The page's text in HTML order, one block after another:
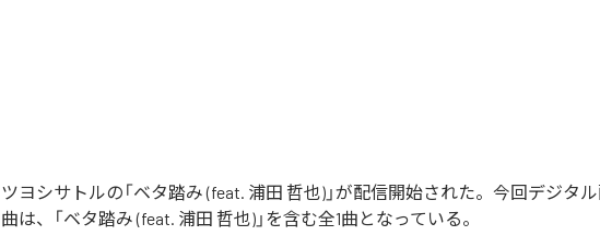
ツヨシサトルの「ベタ踏み (feat. 浦田 哲也)」が配信開始された。今回デジタ
曲は、「ベタ踏み (feat. 浦田 哲也)」を含む全1曲となっている。